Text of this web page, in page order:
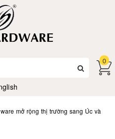
0
mở rộng thị trường sang Úc và